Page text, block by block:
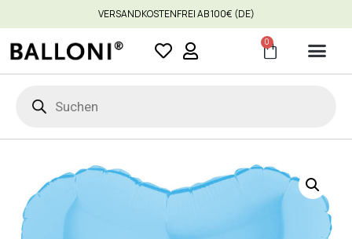
VERSANDKOSTENFREI AB 100€ (DE)
0